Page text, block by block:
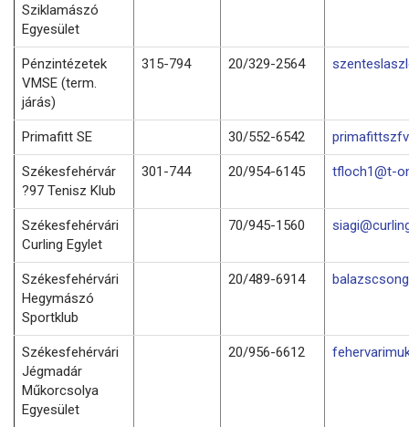
Sziklamászó
Egyesület
Pénzintézetek
VMSE (term.
járás)
315-794 20/329-2564
Primafitt SE 30/552-6542
Székesfehérvár
?97 Tenisz Klub
301-744 20/954-6145 tfloch1@t-
Székesfehérvári
Curling Egylet
70/945-1560
Székesfehérvári
Hegymászó
Sportklub
20/489-6914
Székesfehérvári
Jégmadár
Műkorcsolya
Egyesület
20/956-6612